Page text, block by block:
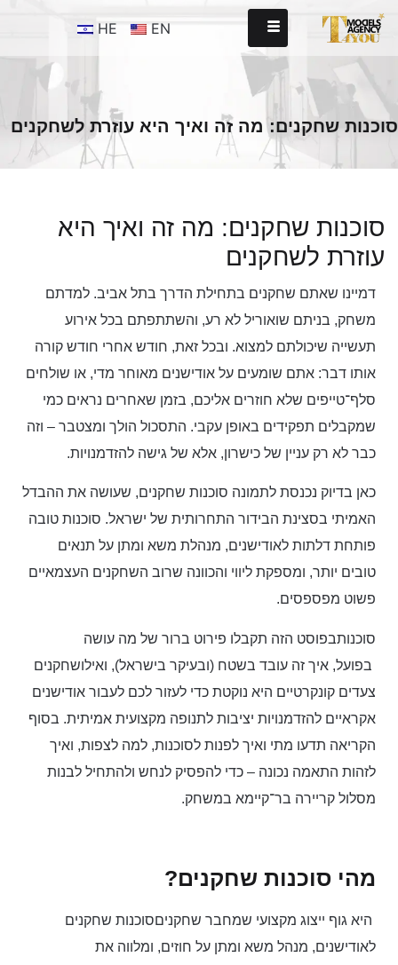
EN
HE
סוכנות שחקנים: מה זה ואיך היא עוזרת לשחקנים
סוכנות שחקנים: מה זה ואיך היא
עוזרת לשחקנים
דמיינו שאתם שחקנים בתחילת הדרך בתל אביב. למדתם
משחק, בניתם שואוריל לא רע, והשתתפתם בכל אירוע
תעשייה שיכולתם למצוא. ובכל זאת, חודש אחרי חודש קורה
אותו דבר: אתם שומעים על אודישנים מאוחר מדי, או שולחים
סלף־טייפים שלא חוזרים אליכם, בזמן שאחרים נראים כמי
שמקבלים תפקידים באופן עקבי. התסכול הולך ומצטבר – וזה
כבר לא רק עניין של כישרון, אלא של גישה להזדמנויות.
כאן בדיוק נכנסת לתמונה סוכנות שחקנים, שעושה את ההבדל
האמיתי בסצינת הבידור התחרותית של ישראל. סוכנות טובה
פותחת דלתות לאודישנים, מנהלת משא ומתן על תנאים
טובים יותר, ומספקת ליווי והכוונה שרוב השחקנים העצמאיים
פשוט מפספסים.
בפוסט הזה תקבלו פירוט ברור של מה עושהסוכנות
שחקניםבפועל, איך זה עובד בשטח (ובעיקר בישראל), ואילו
צעדים קונקרטיים היא נוקטת כדי לעזור לכם לעבור אודישנים
אקראיים להזדמנויות יציבות לתנופה מקצועית אמיתית. בסוף
הקריאה תדעו מתי ואיך לפנות לסוכנות, למה לצפות, ואיך
לזהות התאמה נכונה – כדי להפסיק לנחש ולהתחיל לבנות
מסלול קריירה בר־קיימא במשחק.
מהי סוכנות שחקנים?
סוכנות שחקניםהיא גוף ייצוג מקצועי שמחבר שחקנים
לאודישנים, מנהל משא ומתן על חוזים, ומלווה את